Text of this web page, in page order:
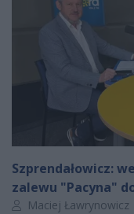
Szprendałowicz:
zalewu "Pacyna"
Autor artykułu:
Maciej Ławrynowicz